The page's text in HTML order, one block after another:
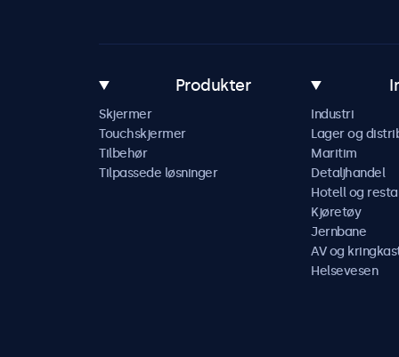
Produkter
Skjermer
Touchskjermer
Tilbehør
Tilpassede løsninger
Industri
Lager og
Maritim
Detaljhandel
Hotell og
Kjøretøy
Jernbane
AV og
Helsevesen